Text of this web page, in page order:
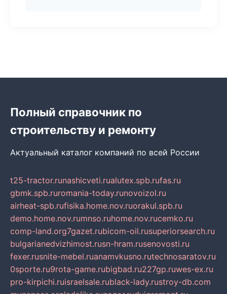
Полный справочник по
строительству и ремонту
Актуальный каталог компаний по всей России
t25-tractor.runashicveti.rualutex.spb.rufas.ru
gbmk.spb.ruromania-today.runovoizol.ru
airheat-spb.rufisika.home.nov.ruorakul.spb.ru
demo.home.nov.rumnso.ruhome.nov.rucemko.ru
comp-land.org7gazet.rubicom-oil.rusuperiorsearch.ru
bulgarianedvizhimost.rusn-hram.rusenovosti.ru
fexer.rusnite-mebel.ruanamvkusno.rutechnosaratov.ru
0sporte.ru9rota-game.rubigbad.ru227gp.ruwes-ex.ru
pro-kirpichi.ruisraelsale.rublack-lady.rustroy-db.com